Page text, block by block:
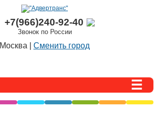
+7(966)240-92-40
Звонок по России
Москва | Сменить город